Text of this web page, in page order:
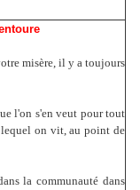
misère, il y a toujours
l'on s'en veut pour tout
lequel on vit, au point de
la communauté dans